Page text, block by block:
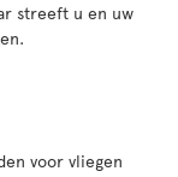
streeft u en uw
voor vliegen